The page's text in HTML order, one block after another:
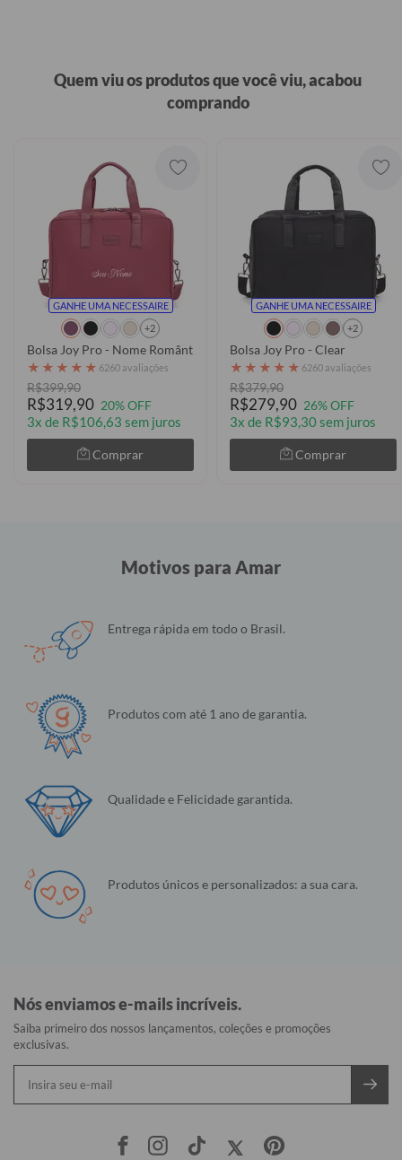
Quem viu os produtos que você viu, acabou
comprando
GANHE UMA NECESSAIRE
+2
Bolsa Joy Pro - Nome Romântico
★ ★ ★ ★ ★ 6260 avaliações
R$399,90
R$319,90 20% OFF
3x de R$106,63 sem juros
Comprar
GANHE UMA NECESSAIRE
+2
Bolsa Joy Pro - Clear
★ ★ ★ ★ ★ 6260 avaliações
R$379,90
R$279,90 26% OFF
3x de R$93,30 sem juros
Comprar
Motivos para Amar
Entrega rápida em todo o Brasil.
Produtos com até 1 ano de garantia.
Qualidade e Felicidade garantida.
Produtos únicos e personalizados: a sua cara.
Nós enviamos e-mails incríveis.
Saiba primeiro dos nossos lançamentos, coleções e promoções
exclusivas.